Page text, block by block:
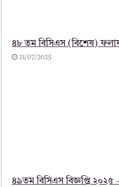
৪৮ তম বিসিএস (বিশেষ)
21/07/2025
৪৯তম বিসিএস বিজ্ঞপ্তি